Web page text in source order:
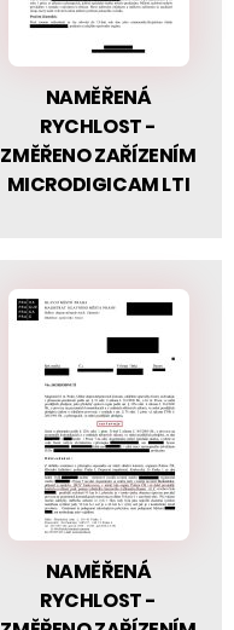
NAMĚŘENÁ
RYCHLOST -
ZMĚŘENO ZAŘÍZENÍM
MICRODIGICAM LTI
NAMĚŘENÁ
RYCHLOST -